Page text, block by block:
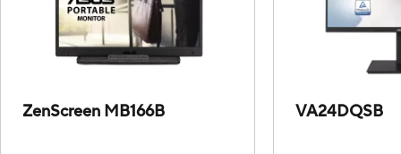
ZenScreen MB166B VA24DQSB